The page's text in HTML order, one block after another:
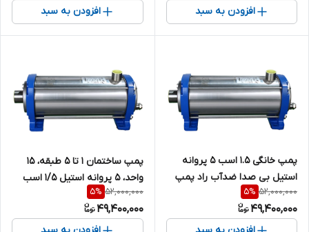
افزودن به سبد افزودن به سبد
پمپ خانگی ۱.۵ اسب ۵ پروانه
استیل بی صدا ضدآب راد پمپ
خروجی تقویت شده )
52,000,000
5%
49,400,000
پمپ ساختمان ۱ تا ۵ طبقه، ۱۵
واحد، ۵ پروانه استیل ۱/۵ اسب
بی صدا ضدآب راد پمپ مدل
5SS05 | سایلنت
52,000,000
5%
49,400,000